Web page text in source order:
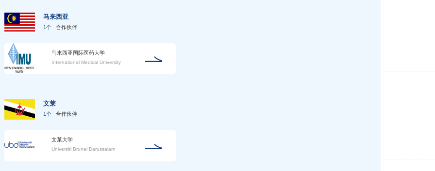
马来西亚
1个 合作伙伴
马来西亚国际医药大学
International Medical University
文莱
1个 合作伙伴
文莱大学
Universiti Brunei Darussalam